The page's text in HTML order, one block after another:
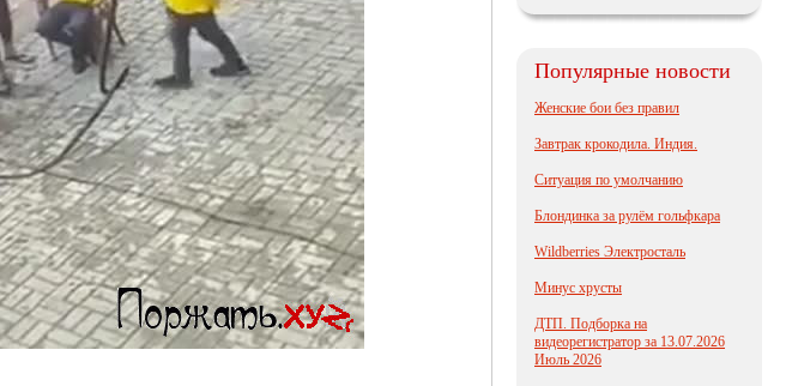
Популярные новости
Женские бои без правил
Завтрак крокодила. Индия.
Ситуация по умолчанию
Блондинка за рулём гольфкара
Wildberries Электросталь
Минус хрусты
ДТП. Подборка на
видеорегистратор за 13.07.2026
Июль 2026